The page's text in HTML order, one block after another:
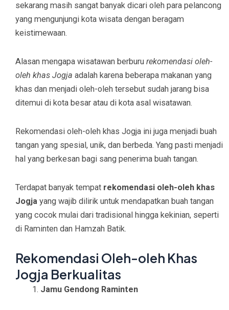
sekarang masih sangat banyak dicari oleh para pelancong
yang mengunjungi kota wisata dengan beragam
keistimewaan.
Alasan mengapa wisatawan berburu rekomendasi oleh-
oleh khas Jogja adalah karena beberapa makanan yang
khas dan menjadi oleh-oleh tersebut sudah jarang bisa
ditemui di kota besar atau di kota asal wisatawan.
Rekomendasi oleh-oleh khas Jogja ini juga menjadi buah
tangan yang spesial, unik, dan berbeda. Yang pasti menjadi
hal yang berkesan bagi sang penerima buah tangan.
Terdapat banyak tempat rekomendasi oleh-oleh khas
Jogja yang wajib dilirik untuk mendapatkan buah tangan
yang cocok mulai dari tradisional hingga kekinian, seperti
di Raminten dan Hamzah Batik.
Rekomendasi Oleh-oleh Khas
Jogja Berkualitas
Jamu Gendong Raminten